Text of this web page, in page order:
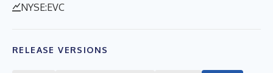
NYSE:EVC
RELEASE VERSIONS